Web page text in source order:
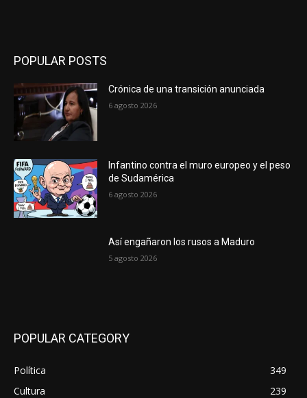
POPULAR POSTS
Crónica de una transición anunciada
6 agosto 2026
Infantino contra el muro europeo y el peso
de Sudamérica
6 agosto 2026
Así engañaron los rusos a Maduro
5 agosto 2026
POPULAR CATEGORY
Política
349
Cultura
239